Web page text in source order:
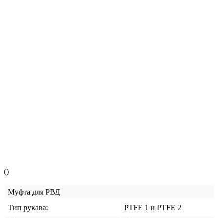
()
Муфта для РВД
Тип рукава:
PTFE 1 и PTFE 2